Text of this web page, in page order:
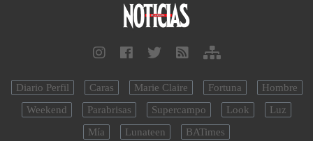
Diario Perfil Caras Marie Claire Fortuna
Hombre
Weekend
Parabrisas Supercampo Look
Luz
Mía
Lunateen BATimes